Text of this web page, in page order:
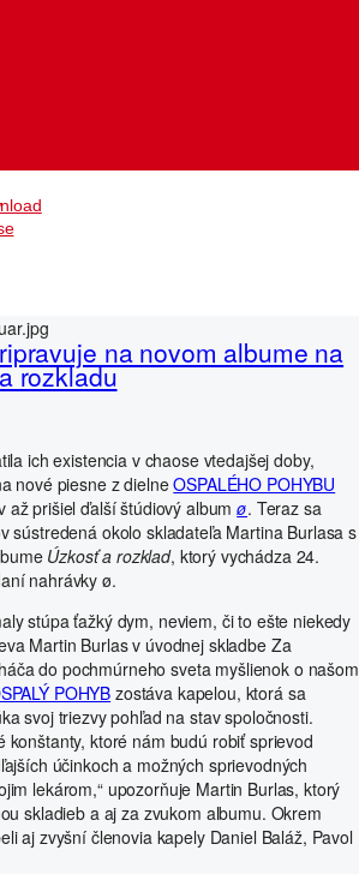
na novom albume na
rozkladu
ich existencia v chaose vtedajšej doby,
nové piesne z dielneOSPALÉHO POHYBU
až prišiel ďalší štúdiový albumø. Teraz sa
sústredená okolo skladateľa Martina Burlasa s
Úzkosť a rozklad, ktorý vychádza 24.
nahrávky ø.
stúpa ťažký dym, neviem, či to ešte niekedy
Martin Burlas v úvodnej skladbe Za
do pochmúrneho sveta myšlienok o našom
POHYB zostáva kapelou, ktorá sa
svoj triezvy pohľad na stav spoločnosti.
konštanty, ktoré nám budú robiť sprievod
účinkoch a možných sprievodných
lekárom,“ upozorňuje Martin Burlas, ktorý
skladieb a aj za zvukom albumu. Okrem
aj zvyšní členovia kapely Daniel Baláž, Pavol